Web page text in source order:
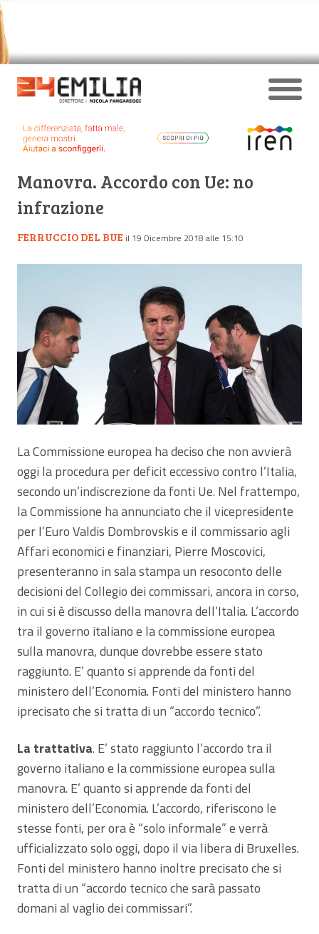
Manovra. Accordo con Ue: no
infrazione
FERRUCCIO DEL BUE il 19 Dicembre 2018 alle 15:10
La Commissione europea ha deciso che non avvierà
oggi la procedura per deficit eccessivo contro l’Italia,
secondo un’indiscrezione da fonti Ue. Nel frattempo,
la Commissione ha annunciato che il vicepresidente
per l’Euro Valdis Dombrovskis e il commissario agli
Affari economici e finanziari, Pierre Moscovici,
presenteranno in sala stampa un resoconto delle
decisioni del Collegio dei commissari, ancora in corso,
in cui si è discusso della manovra dell’Italia. L’accordo
tra il governo italiano e la commissione europea
sulla manovra, dunque dovrebbe essere stato
raggiunto. E’ quanto si apprende da fonti del
ministero dell’Economia. Fonti del ministero hanno
iprecisato che si tratta di un “accordo tecnico”.
La trattativa. E’ stato raggiunto l’accordo tra il
governo italiano e la commissione europea sulla
manovra. E’ quanto si apprende da fonti del
ministero dell’Economia. L’accordo, riferiscono le
stesse fonti, per ora è “solo informale” e verrà
ufficializzato solo oggi, dopo il via libera di Bruxelles.
Fonti del ministero hanno inoltre precisato che si
tratta di un “accordo tecnico che sarà passato
domani al vaglio dei commissari”.